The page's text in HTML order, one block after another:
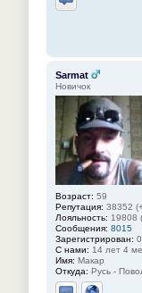
Отправить
Sarmat
Новичок
Возраст: 59
Репутация: 38352
Лояльность: 19808
Сообщения: 8015
Зарегистрирован:
С нами: 14 лет 4
Имя: Макар
Откуда: Русь -